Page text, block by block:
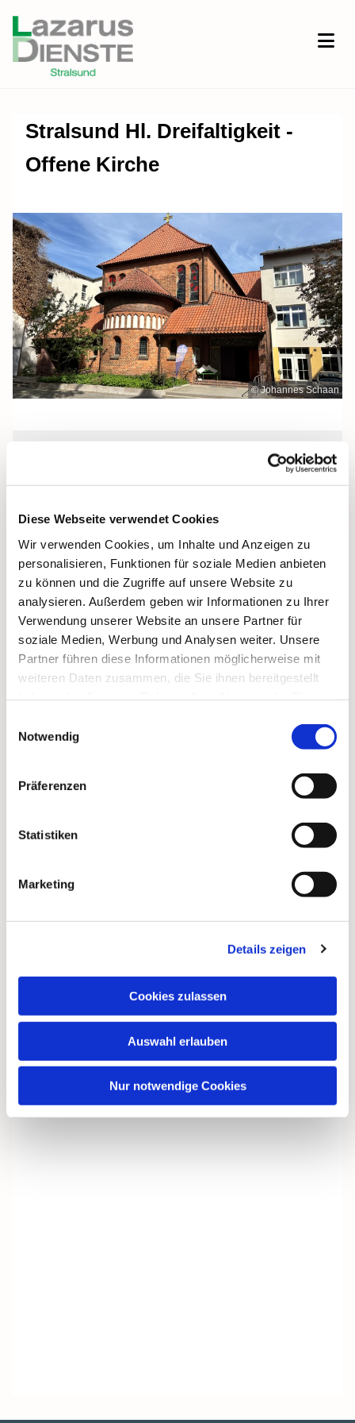
Diese Webseite verwendet Cookies
Wir verwenden Cookies, um Inhalte und Anzeigen zu
personalisieren, Funktionen für soziale Medien anbieten
zu können und die Zugriffe auf unsere Website zu
analysieren. Außerdem geben wir Informationen zu Ihrer
Verwendung unserer Website an unsere Partner für
soziale Medien, Werbung und Analysen weiter. Unsere
Partner führen diese Informationen möglicherweise mit
weiteren Daten zusammen, die Sie ihnen bereitgestellt
Notwendig
Präferenzen
Statistiken
Marketing
Details zeigen
Cookies zulassen
Auswahl erlauben
Nur notwendige Cookies
Stralsund Hl. Dreifaltigkeit -
Offene Kirche
© Johannes Schaan
Sonntag, 20. September 2026, 12:00
Heilige Dreifaltigkeit, Stralsund,
Frankenwall 7, 18439 Stralsund
interessieren